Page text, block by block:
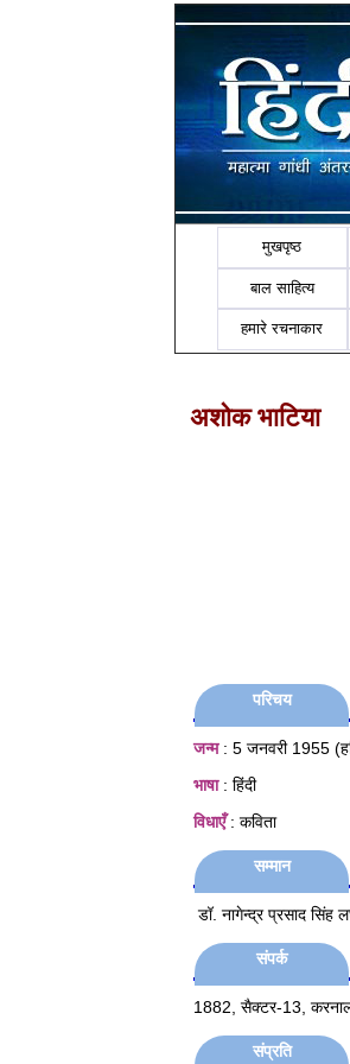
मुखपृष्ठ
बाल साहित्य
हमारे रचनाकार
अशोक भाटिया
परिचय
जन्म: 5 जनवरी 1955
भाषा: हिंदी
विधाएँ: कविता
सम्मान
डॉ. नागेन्द्र प्रसाद
संपर्क
1882, सैक्टर-13,
संप्रति